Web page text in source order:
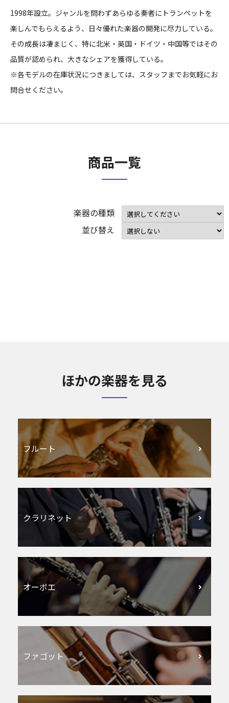
1998年設立。ジャンルを問わずあらゆる奏者にトランペットを
楽しんでもらえるよう、日々優れた楽器の開発に尽力している。
その成長は凄まじく、特に北米・英国・ドイツ・中国等ではその
品質が認められ、大きなシェアを獲得している。
※各モデルの在庫状況につきましては、スタッフまでお気軽にお
問合せください。
商品一覧
楽器の種類
並び替え
ほかの楽器を見る
フルート
クラリネット
オーボエ
ファゴット